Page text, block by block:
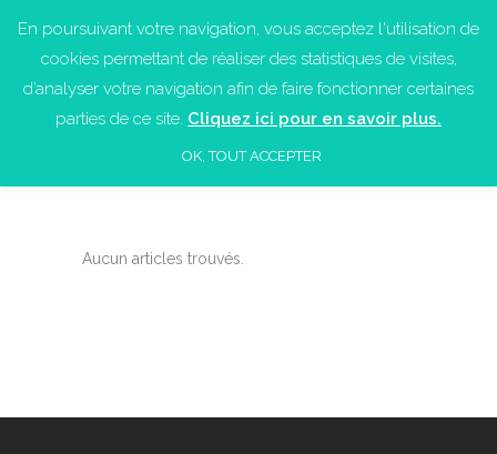
Aucun articles trouvés.
En poursuivant votre navigation, vous acceptez l'utilisation de
cookies permettant de réaliser des statistiques de visites,
d’analyser votre navigation afin de faire fonctionner certaines
parties de ce site. Cliquez ici pour en savoir plus.
OK, TOUT ACCEPTER